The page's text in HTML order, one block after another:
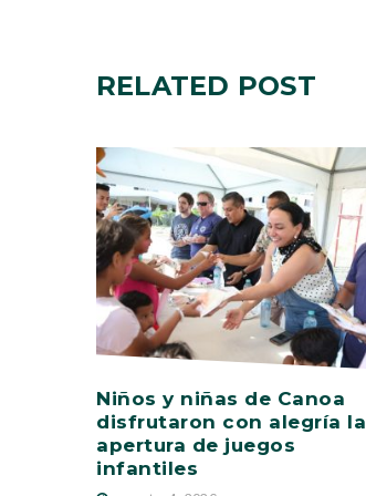
RELATED POST
Niños y niñas de Canoa
disfrutaron con alegría la
apertura de juegos
infantiles